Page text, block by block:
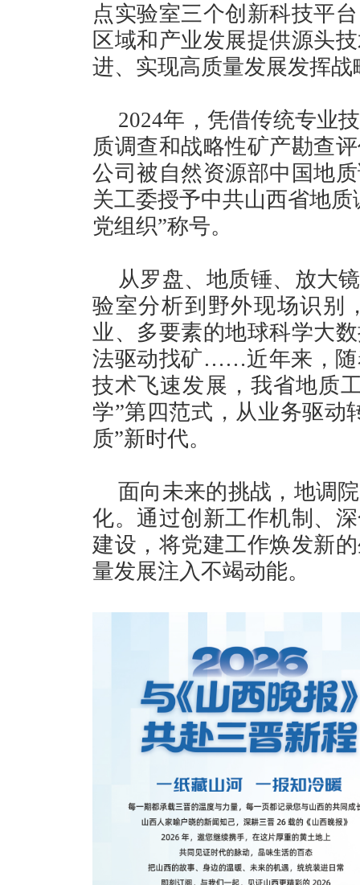
点实验室三个创新科技平
区域和产业发展提供源头
进、实现高质量发展发挥
2024年，凭借传统专业
质调查和战略性矿产勘查
公司被自然资源部中国地
关工委授予中共山西省地
党组织”称号。
从罗盘、地质锤、放大
验室分析到野外现场识别
业、多要素的地球科学大
法驱动找矿……近年来，随
技术飞速发展，我省地质
学”第四范式，从业务驱动
质”新时代。
面向未来的挑战，地调
化。通过创新工作机制、
建设，将党建工作焕发新
量发展注入不竭动能。